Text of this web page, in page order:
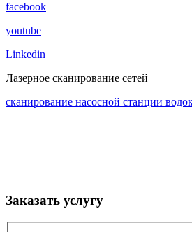
facebook
youtube
Linkedin
Лазерное сканирование сетей
сканирование насосной станции
Заказать услугу